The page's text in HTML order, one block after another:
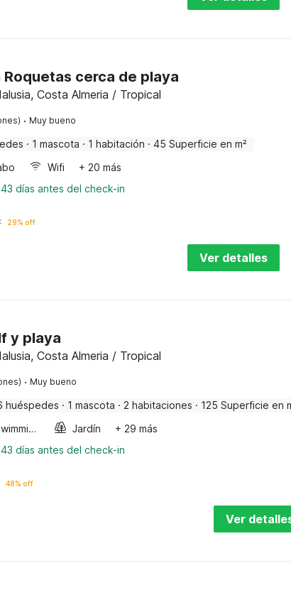
cerca de playa
Costa Almeria / Tropical
· Muy bueno
· 1 mascota · 1 habitación · 45 Superficie en m²
Wifi
+ 20 más
días antes del check-in
29% off
Ver detalles
y playa
Costa Almeria / Tropical
· Muy bueno
huéspedes · 1 mascota · 2 habitaciones · 125 Superficie en
Outdoor swimming pool Jardín
+ 29 más
días antes del check-in
48% off
Ver